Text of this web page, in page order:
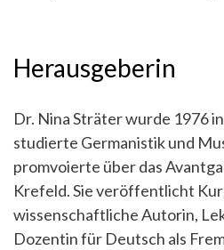
Herausgeberin
Dr. Nina Sträter wurde 1976
studierte Germanistik und
promvoierte über das
Krefeld. Sie veröffentlicht
wissenschaftliche Autorin,
Dozentin für Deutsch als